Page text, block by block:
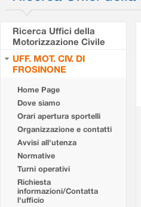
Ricerca Uffici della
Motorizzazione Civile
UFF. MOT. CIV. DI
FROSINONE
Home Page
Dove siamo
Orari apertura sportelli
Organizzazione e contatti
Avvisi all'utenza
Normative
Turni operativi
Richiesta
informazioni/Contatta
l'ufficio